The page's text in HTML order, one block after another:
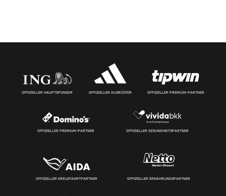
OFFIZIELLER HAUPTSPONSOR OFFIZIELLER AUSRÜSTER OFFIZIELLER PREMIUM-PARTNER
OFFIZIELLER PREMIUM-PARTNER OFFIZIELLER GESUNDHEITSPARTNER
OFFIZIELLER KREUZFAHRTPARTNER OFFIZIELLER ERNÄHRUNGSPARTNER